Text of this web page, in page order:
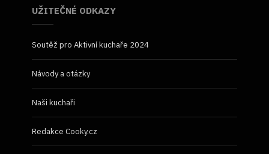
UŽITEČNÉ ODKAZY
Soutěž pro Aktivní kuchaře 2024
Návody a otázky
Naši kuchaři
Redakce Cooky.cz